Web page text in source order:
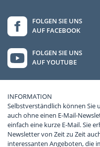
FOLGEN SIE UNS
AUF FACEBOOK
FOLGEN SIE UNS
AUF YOUTUBE
INFORMATION
Selbstverständlich können Sie
auch ohne einen E-Mail-
einfach eine kurze E-Mail. Sie
Newsletter von Zeit zu Zeit
interessanten Angeboten, die